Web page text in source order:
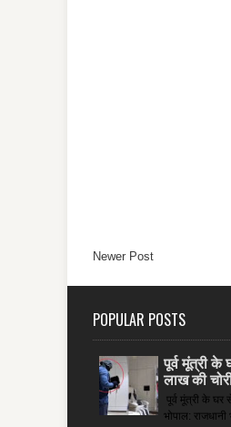
Newer Post
POPULAR POSTS
पूर्व मूंत्री
लाख की
पूर्व मूंत्री के घर
भोपाल: राजधानी